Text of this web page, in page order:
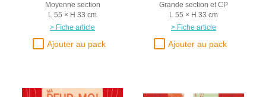
Moyenne section
L 55 × H 33 cm
> Fiche article
Grande section et CP
L 55 × H 33 cm
> Fiche article